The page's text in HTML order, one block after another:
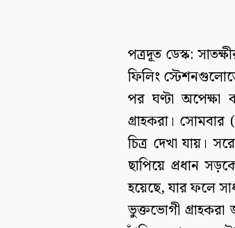
পত্রদূত ডেস্ক:
ফিলিং
পর ঘণ্টা অপেক্ষা
গ্রাহকরা।
চিত্র দেখা যায়।
ছাপিয়ে প্রধান
হয়েছে, যার ফলে
ভুক্তভোগী